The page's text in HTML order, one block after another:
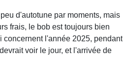
d'autotune par moments, mais
frais, le bob est toujours bien
concernent l'année 2025, pendant
voir le jour, et l'arrivée de